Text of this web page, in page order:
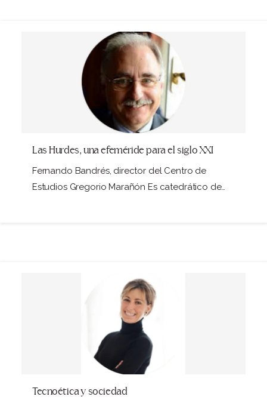
Las Hurdes, una efeméride para el siglo XXI
Fernando Bandrés, director del Centro de
Estudios Gregorio Marañón Es catedrático de
Tecnoética y sociedad